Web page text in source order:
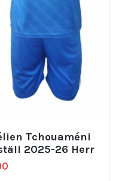
Tchouaméni
2025-26 Herr